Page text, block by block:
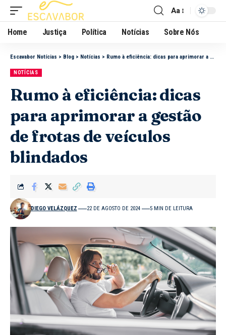
Aa
Home Justiça Política Notícias Sobre Nós
Escavabor Notícias > Blog > Notícias > Rumo à eficiência: dicas para aprimorar a gestão de frotas de veículos blindados
NOTÍCIAS
Rumo à eficiência: dicas
para aprimorar a gestão
de frotas de veículos
blindados
DIEGO VELÁZQUEZ 22 DE AGOSTO DE 2024 5 MIN DE LEITURA